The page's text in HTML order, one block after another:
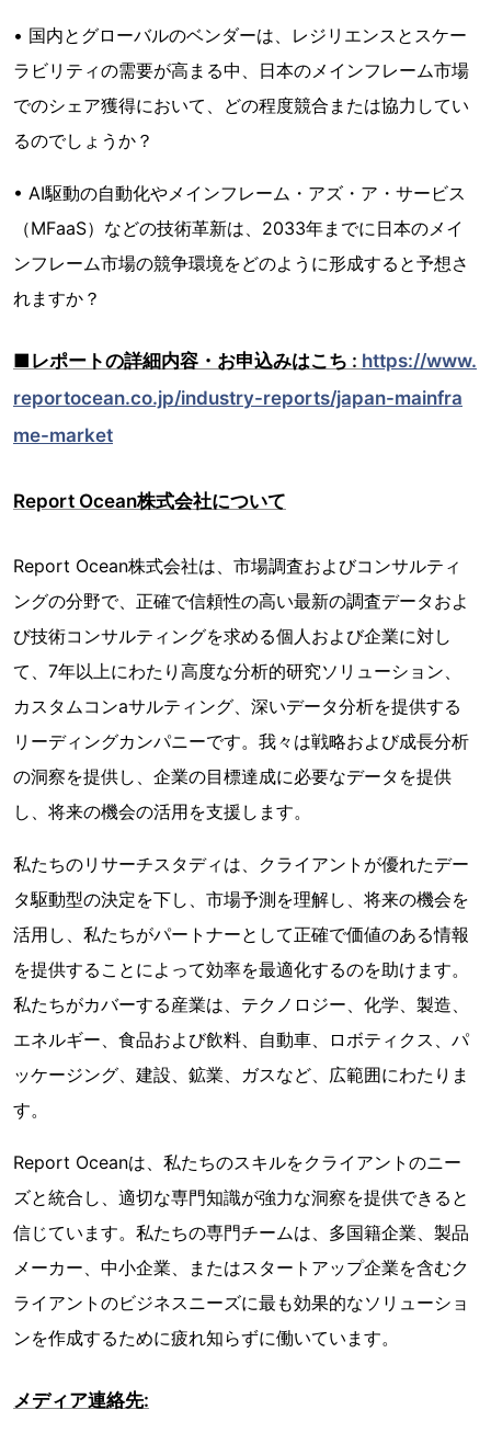
• 国内とグローバルのベンダーは、レジリエンスとスケー
ラビリティの需要が高まる中、日本のメインフレーム市場
でのシェア獲得において、どの程度競合または協力してい
るのでしょうか？
• AI駆動の自動化やメインフレーム・アズ・ア・サービス
（MFaaS）などの技術革新は、2033年までに日本のメイ
ンフレーム市場の競争環境をどのように形成すると予想さ
れますか？
■レポートの詳細内容・お申込みはこち : https://www.
reportocean.co.jp/industry-reports/japan-mainfra
me-market
Report Ocean株式会社について
Report Ocean株式会社は、市場調査およびコンサルティ
ングの分野で、正確で信頼性の高い最新の調査データおよ
び技術コンサルティングを求める個人および企業に対し
て、7年以上にわたり高度な分析的研究ソリューション、
カスタムコンaサルティング、深いデータ分析を提供する
リーディングカンパニーです。我々は戦略および成長分析
の洞察を提供し、企業の目標達成に必要なデータを提供
し、将来の機会の活用を支援します。
私たちのリサーチスタディは、クライアントが優れたデー
タ駆動型の決定を下し、市場予測を理解し、将来の機会を
活用し、私たちがパートナーとして正確で価値のある情報
を提供することによって効率を最適化するのを助けます。
私たちがカバーする産業は、テクノロジー、化学、製造、
エネルギー、食品および飲料、自動車、ロボティクス、パ
ッケージング、建設、鉱業、ガスなど、広範囲にわたりま
す。
Report Oceanは、私たちのスキルをクライアントのニー
ズと統合し、適切な専門知識が強力な洞察を提供できると
信じています。私たちの専門チームは、多国籍企業、製品
メーカー、中小企業、またはスタートアップ企業を含むク
ライアントのビジネスニーズに最も効果的なソリューショ
ンを作成するために疲れ知らずに働いています。
メディア連絡先: